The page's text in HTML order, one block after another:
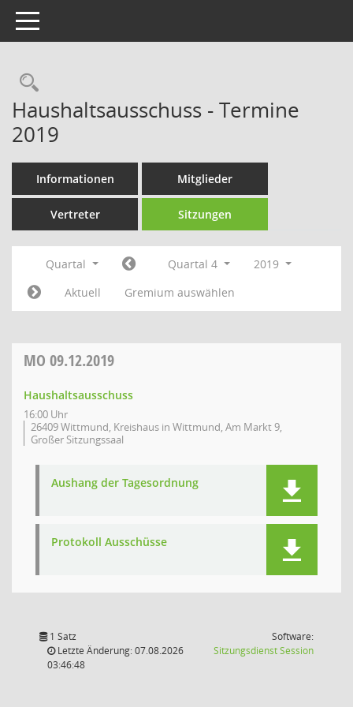
Toggle navigation
Rechercheauswahl
Haushaltsausschuss - Termine
2019
Informationen Mitglieder
Vertreter Sitzungen
Quartal Quartal 4
2019
Aktuell
Gremium auswählen
MO 09.12.2019
Haushaltsausschuss
16:00 Uhr
26409 Wittmund, Kreishaus in Wittmund, Am Markt 9,
Großer Sitzungssaal
Aushang der Tagesordnung
Protokoll Ausschüsse
1 Satz
Letzte Änderung: 07.08.2026
03:46:48
Software:
SitzungsdienstSession(Wird in